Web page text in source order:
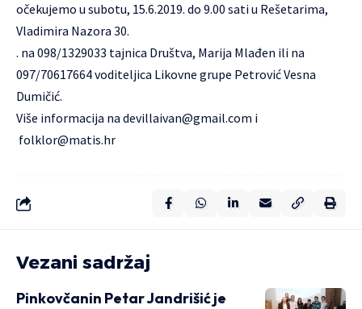
očekujemo u subotu, 15.6.2019. do 9.00 sati u Rešetarima,
Vladimira Nazora 30.
. na 098/1329033 tajnica Društva, Marija Mlađen ili na
097/70617664 voditeljica Likovne grupe Petrović Vesna
Dumičić.
Više informacija na devillaivan@gmail.com i
folklor@matis.hr
Vezani sadržaj
Pinkovčanin Petar Jandrišić je